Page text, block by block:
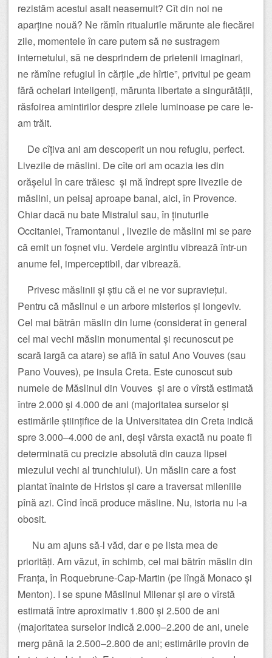
rezistăm acestui asalt neasemuit? Cît din noi ne
aparține nouă? Ne rămîn ritualurile mărunte ale fiecărei
zile, momentele în care putem să ne sustragem
internetului, să ne desprindem de prietenii imaginari,
ne rămîne refugiul în cărțile „de hîrtie”, privitul pe geam
fără ochelari inteligenți, mărunta libertate a singurătății,
răsfoirea amintirilor despre zilele luminoase pe care le-
am trăit.
De cîțiva ani am descoperit un nou refugiu, perfect.
Livezile de măslini. De cîte ori am ocazia ies din
orășelul în care trăiesc și mă îndrept spre livezile de
măslini, un peisaj aproape banal, aici, în Provence.
Chiar dacă nu bate Mistralul sau, în ținuturile
Occitaniei, Tramontanul , livezile de măslini mi se pare
că emit un foșnet viu. Verdele argintiu vibrează într-un
anume fel, imperceptibil, dar vibrează.
Privesc măslinii și știu că ei ne vor supraviețui.
Pentru că măslinul e un arbore misterios și longeviv.
Cel mai bătrân măslin din lume (considerat în general
cel mai vechi măslin monumental și recunoscut pe
scară largă ca atare) se află în satul Ano Vouves (sau
Pano Vouves), pe insula Creta. Este cunoscut sub
numele de Măslinul din Vouves și are o vîrstă estimată
între 2.000 și 4.000 de ani (majoritatea surselor și
estimările științifice de la Universitatea din Creta indică
spre 3.000–4.000 de ani, deși vârsta exactă nu poate fi
determinată cu precizie absolută din cauza lipsei
miezului vechi al trunchiului). Un măslin care a fost
plantat înainte de Hristos și care a traversat mileniile
pînă azi. Cînd încă produce măsline. Nu, istoria nu l-a
obosit.
Nu am ajuns să-l văd, dar e pe lista mea de
priorități. Am văzut, în schimb, cel mai bătrîn măslin din
Franța, în Roquebrune-Cap-Martin (pe lîngă Monaco și
Menton). I se spune Măslinul Milenar și are o vîrstă
estimată între aproximativ 1.800 și 2.500 de ani
(majoritatea surselor indică 2.000–2.200 de ani, unele
merg până la 2.500–2.800 de ani; estimările provin de